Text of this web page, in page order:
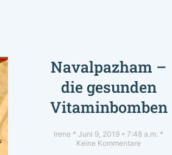
Navalpazham –
die gesunden
Vitaminbomben
Irene Juni 9, 2019
7:48 a.m.
Keine Kommentare